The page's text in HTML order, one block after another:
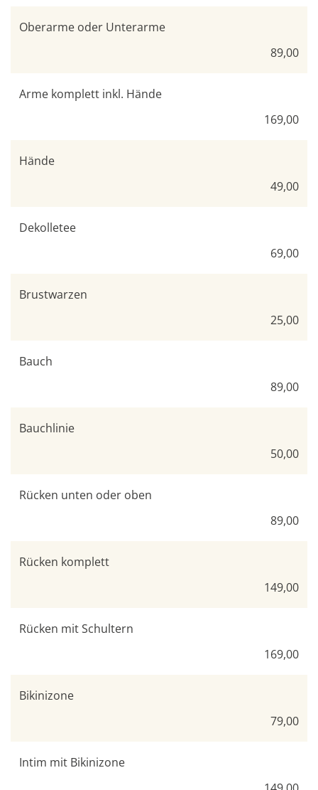
Oberarme oder Unterarme
89,00
Arme komplett inkl. Hände
169,00
Hände
49,00
Dekolletee
69,00
Brustwarzen
25,00
Bauch
89,00
Bauchlinie
50,00
Rücken unten oder oben
89,00
Rücken komplett
149,00
Rücken mit Schultern
169,00
Bikinizone
79,00
Intim mit Bikinizone